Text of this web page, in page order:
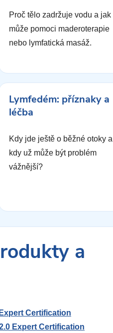
Proč tělo zadržuje vodu a jak
může pomoci maderoterapie
nebo lymfatická masáž.
Lymfedém: příznaky a
léčba
Kdy jde ještě o běžné otoky a
kdy už může být problém
vážnější?
a
Certification
Expert Certification